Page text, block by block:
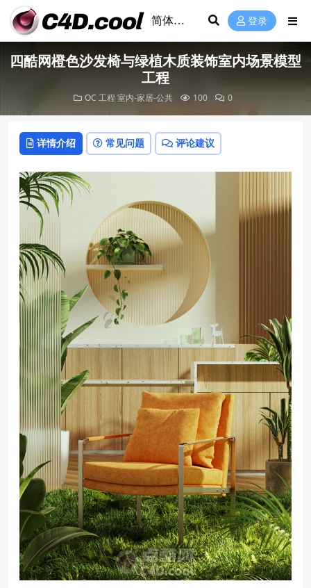
登录
四酷网橙色沙发椅与绿植木质装饰室内场景模型
工程
OC 工程 室内-家居-公共 100 0
详情介绍 常见问题 评论建议